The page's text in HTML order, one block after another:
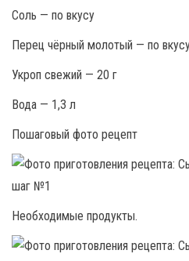
Соль — по вкусу
Перец чёрный молотый — по
Укроп свежий — 20 г
Вода — 1,3 л
Пошаговый фото рецепт
Необходимые продукты.